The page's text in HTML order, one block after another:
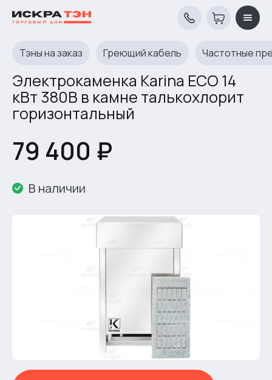
Тэны на заказ Греющий кабель Частотные
Электрокаменка Karina ECO 14
кВт 380В в камне талькохлорит
горизонтальный
79 400 ₽
В наличии